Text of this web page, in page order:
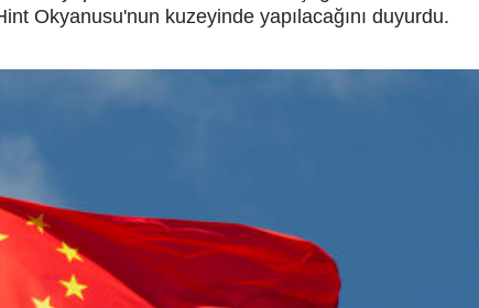
Okyanusu'nun kuzeyinde yapılacağını duyurdu.